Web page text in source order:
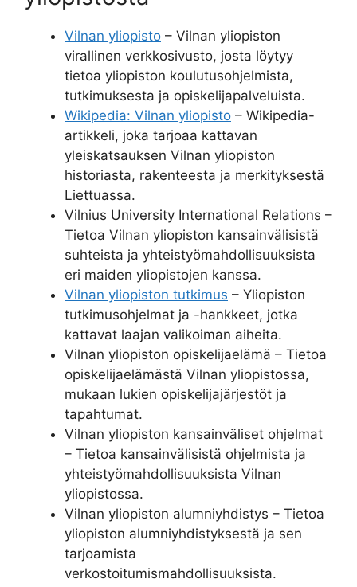
Vilnan yliopisto – Vilnan yliopiston
virallinen verkkosivusto, josta löytyy
tietoa yliopiston koulutusohjelmista,
tutkimuksesta ja opiskelijapalveluista.
Wikipedia: Vilnan yliopisto – Wikipedia-
artikkeli, joka tarjoaa kattavan
yleiskatsauksen Vilnan yliopiston
historiasta, rakenteesta ja merkityksestä
Liettuassa.
Vilnius University International Relations –
Tietoa Vilnan yliopiston kansainvälisistä
suhteista ja yhteistyömahdollisuuksista
eri maiden yliopistojen kanssa.
Vilnan yliopiston tutkimus – Yliopiston
tutkimusohjelmat ja -hankkeet, jotka
kattavat laajan valikoiman aiheita.
Vilnan yliopiston opiskelijaelämä – Tietoa
opiskelijaelämästä Vilnan yliopistossa,
mukaan lukien opiskelijajärjestöt ja
tapahtumat.
Vilnan yliopiston kansainväliset ohjelmat
– Tietoa kansainvälisistä ohjelmista ja
yhteistyömahdollisuuksista Vilnan
yliopistossa.
Vilnan yliopiston alumniyhdistys – Tietoa
yliopiston alumniyhdistyksestä ja sen
tarjoamista
verkostoitumismahdollisuuksista.